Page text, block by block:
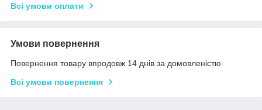
Всі умови оплати
Умови повернення
Повернення товару впродовж 14 днів за домовленістю
Всі умови повернення